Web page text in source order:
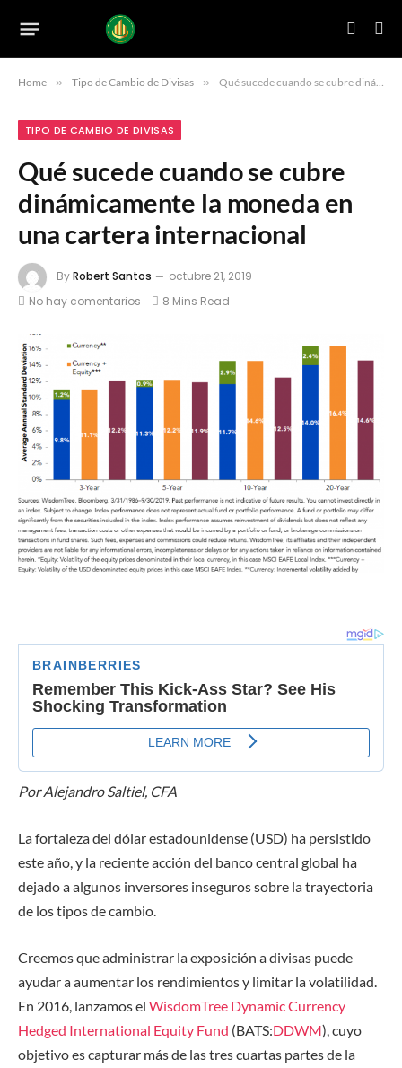
Home » Tipo de Cambio de Divisas » Qué sucede cuando se cubre dinámicamente la moneda en una cartera internacional
TIPO DE CAMBIO DE DIVISAS
Qué sucede cuando se cubre
dinámicamente la moneda en
una cartera internacional
ByRobert Santos
octubre 21, 2019
No hay comentarios
8 Mins Read
Por Alejandro Saltiel, CFA
La fortaleza del dólar estadounidense (USD) ha persistido
este año, y la reciente acción del banco central global ha
dejado a algunos inversores inseguros sobre la trayectoria
de los tipos de cambio.
Creemos que administrar la exposición a divisas puede
ayudar a aumentar los rendimientos y limitar la volatilidad.
En 2016, lanzamos el WisdomTree Dynamic Currency
Hedged International Equity Fund (BATS:DDWM), cuyo
objetivo es capturar más de las tres cuartas partes de la